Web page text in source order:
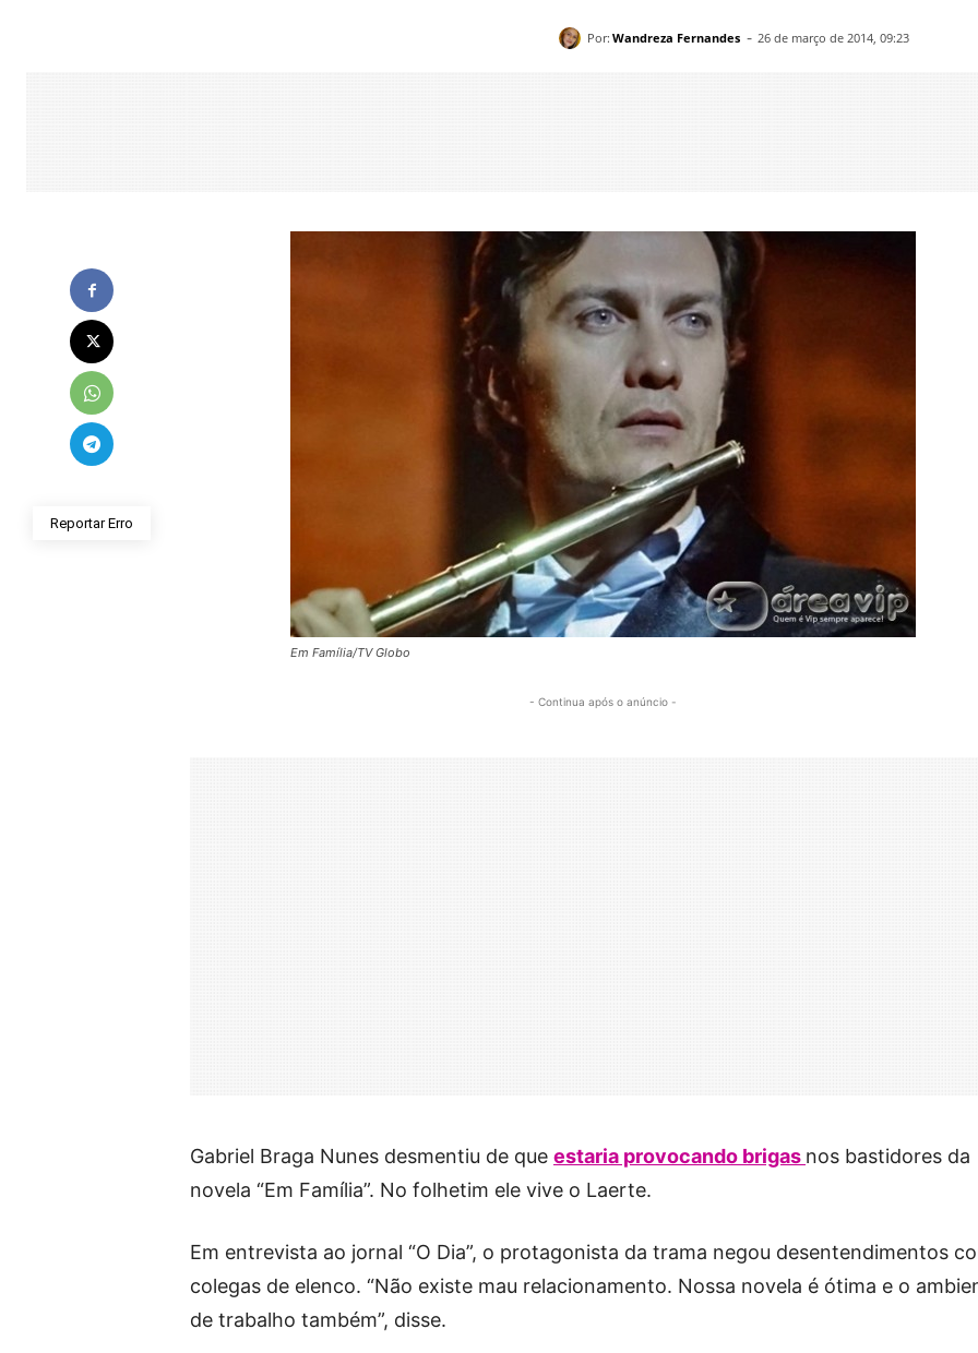
Por: Wandreza Fernandes - 26 de março de 2014, 09:23
Reportar Erro
Em Família/TV Globo
- Continua após o anúncio -
Gabriel Braga Nunes desmentiu de que estaria provocando brigas nos bastidores da
novela “Em Família”. No folhetim ele vive o Laerte.
Em entrevista ao jornal “O Dia”, o protagonista da trama negou desentendimentos
colegas de elenco. “Não existe mau relacionamento. Nossa novela é ótima e o
de trabalho também”, disse.